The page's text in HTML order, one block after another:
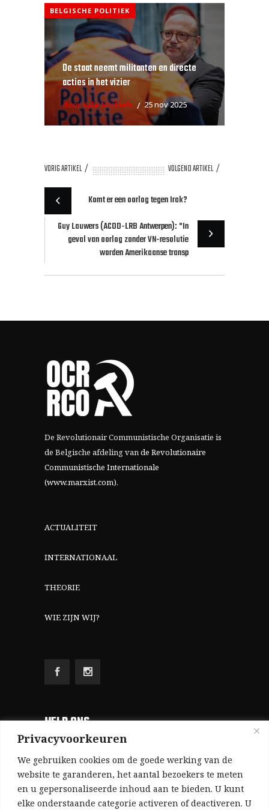
Privacyvoorkeuren
We gebruiken cookies om de goede werking van de
website te garanderen, het aantal bezoekers te meten
en u gepersonaliseerde inhoud aan te bieden. U kunt
elke onderstaande categorie activeren of deactiveren. U
BELGISCHE POLITIEK
De staat neemt militanten en directe
acties in het vizier
door Kyle Michiels 25 nov 2025
VORIG ARTIKEL VOLGEND ARTIKEL
Komt er een oorlog tegen Irak?
Guy Lauwers (ACOD-LRB Antwerpen): "In
geval van oorlog zonder VN-resolutie
worden Amerikaanse transp
De Revolutionair Communistische Organisatie is
de Belgische afdeling vande Revolutionaire
Communistische Internationale
(www.marxist.com).
ACTUALITEIT
INTERNATIONAAL
THEORIE
WIE ZIJN WIJ?
HELP ONS
Aangezien we volledig zelf gefinancierd zijn
(zonder subsidies, zonder commerciële
advertenties en zonder rijke sponsors), zijn we
voor de publicatie van ons tijdschrift uitsluitend